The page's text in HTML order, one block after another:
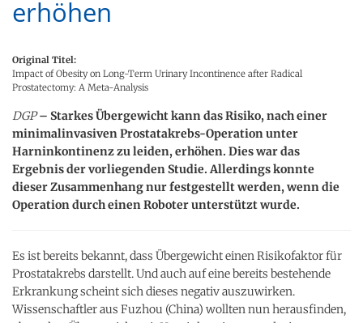
erhöhen
Original Titel:
Impact of Obesity on Long-Term Urinary Incontinence after Radical
Prostatectomy: A Meta-Analysis
DGP– Starkes Übergewicht kann das Risiko, nach einer
minimalinvasiven Prostatakrebs-Operation unter
Harninkontinenz zu leiden, erhöhen. Dies war das
Ergebnis der vorliegenden Studie. Allerdings konnte
dieser Zusammenhang nur festgestellt werden, wenn die
Operation durch einen Roboter unterstützt wurde.
Es ist bereits bekannt, dass Übergewicht einen Risikofaktor für
Prostatakrebs darstellt. Und auch auf eine bereits bestehende
Erkrankung scheint sich dieses negativ auszuwirken.
Wissenschaftler aus Fuzhou (China) wollten nun herausfinden,